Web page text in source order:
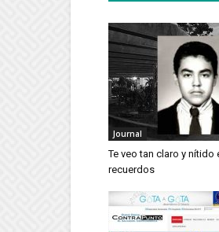
Journal
Te veo tan claro y nítido
recuerdos